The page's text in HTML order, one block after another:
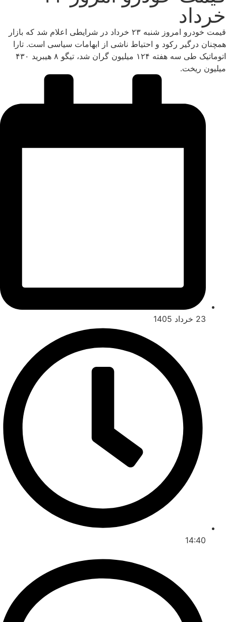
خرداد
قیمت خودرو امروز شنبه ۲۳ خرداد در شرایطی اعلام شد که بازار
همچنان درگیر رکود و احتیاط ناشی از ابهامات سیاسی است. تارا
اتوماتیک طی سه هفته ۱۲۴ میلیون گران شد، تیگو ۸ هیبرید ۴۳۰
میلیون ریخت.
23 خرداد 1405
14:40